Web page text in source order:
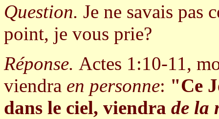
Question. Je ne savais pas
point, je vous prie?
Réponse. Actes 1:10-11,
viendra en personne: "Ce
dans le ciel, viendra de la